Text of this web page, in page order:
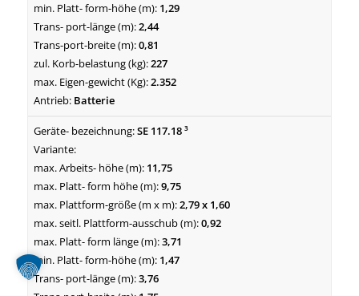
1,29
2,44
0,81
227
2.352
Batterie
SE 117.18 ³
11,75
9,75
2,79 x 1,60
0,92
3,71
1,47
3,76